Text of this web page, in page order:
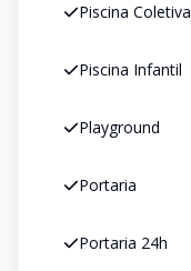
Piscina Coletiva
Piscina Infantil
Playground
Portaria
Portaria 24h